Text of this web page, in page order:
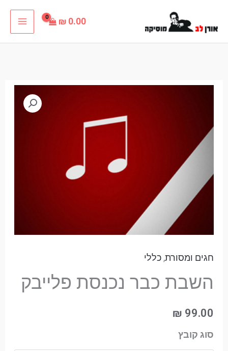
לתוכן
₪ 0.00
חגים ומסורת, כללי
השבת כבר נכנסת פלייבק
₪ 99.00
סוג קובץ
השבת
כבר
פלייבק